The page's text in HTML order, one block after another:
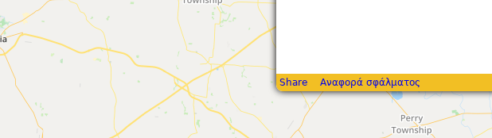
Share Αναφορά σφάλματος